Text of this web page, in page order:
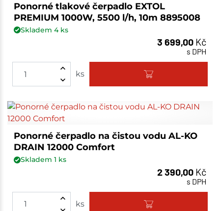
Ponorné tlakové čerpadlo EXTOL
PREMIUM 1000W, 5500 l/h, 10m 8895008
Skladem 4ks
3 699,00 Kč
s DPH
ks
Ponorné čerpadlo na čistou vodu AL-KO
DRAIN 12000 Comfort
Skladem 1 ks
2 390,00 Kč
s DPH
ks